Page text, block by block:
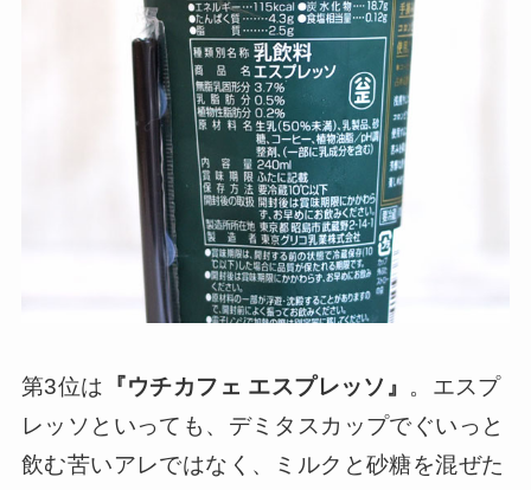
第3位は 『ウチカフェ エスプレッソ』 。エスプ
レッソといっても、デミタスカップでぐいっと
飲む苦いアレではなく、ミルクと砂糖を混ぜた